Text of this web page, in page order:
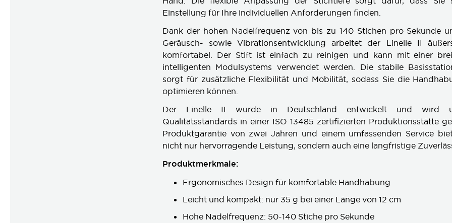
Einstellung für Ihre individuellen Anforderungen finden.
Dank der hohen Nadelfrequenz von bis zu 140 Stichen pro Sekunde
Geräusch- sowie Vibrationsentwicklung arbeitet der Linelle II
komfortabel. Der Stift ist einfach zu reinigen und kann mit einer
intelligenten Modulsystems verwendet werden. Die stabile
sorgt für zusätzliche Flexibilität und Mobilität, sodass Sie die
optimieren können.
Der Linelle II wurde in Deutschland entwickelt und wird
Qualitätsstandards in einer ISO 13485 zertifizierten Produktionsstätte
Produktgarantie von zwei Jahren und einem umfassenden Service
nicht nur hervorragende Leistung, sondern auch eine langfristige
Produktmerkmale:
Ergonomisches Design für komfortable Handhabung
Leicht und kompakt: nur 35 g bei einer Länge von 12 cm
Hohe Nadelfrequenz: 50-140 Stiche pro Sekunde